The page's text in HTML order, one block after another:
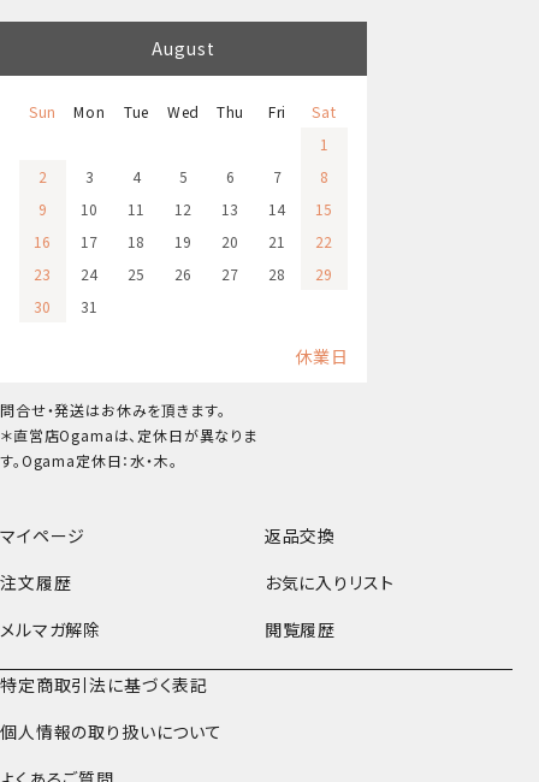
マイページ
返品交換
注文履歴
お気に入りリスト
メルマガ解除
閲覧履歴
特定商取引法に基づく表記
個人情報の取り扱いについて
August
Sun Mon Tue Wed Thu Fri
Sat
1
2
3 4 5 6 7
8
9
10 11 12 13 14
15
16
17 18 19 20 21
22
23
24 25 26 27 28
29
30
31
休業日
問合せ・発送はお休みを頂きます。
＊直営店Ogamaは、定休日が異なりま
す。Ogama定休日：水・木。